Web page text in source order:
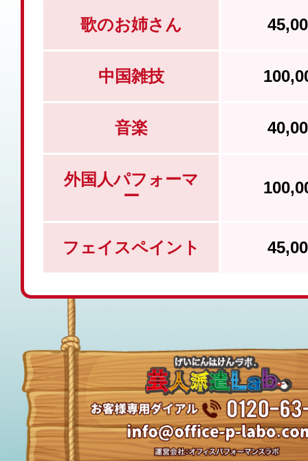
歌のお姉さん
中国雑技
音楽
外国人パフォーマ
ー
フェイスペイント